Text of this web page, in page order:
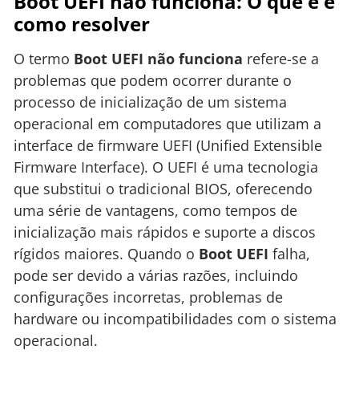
como resolver
O termo Boot UEFI não funciona refere-se a
problemas que podem ocorrer durante o
processo de inicialização de um sistema
operacional em computadores que utilizam a
interface de firmware UEFI (Unified Extensible
Firmware Interface). O UEFI é uma tecnologia
que substitui o tradicional BIOS, oferecendo
uma série de vantagens, como tempos de
inicialização mais rápidos e suporte a discos
rígidos maiores. Quando o Boot UEFI falha,
pode ser devido a várias razões, incluindo
configurações incorretas, problemas de
hardware ou incompatibilidades com o sistema
operacional.